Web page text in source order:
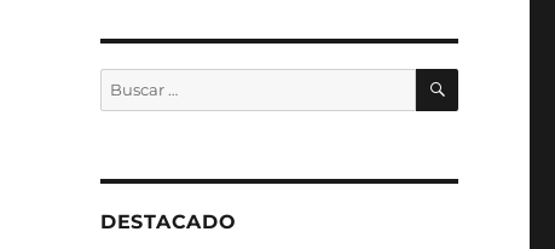
Buscar
por:
BUSCAR
DESTACADO